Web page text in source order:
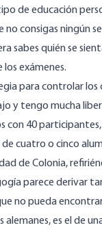
de educación
no consigas ningún
sabes quién se
exámenes.
para controlar los
y tengo mucha
con 40
cuatro o cinco
de Colonia,
parece derivar
no pueda
es el de